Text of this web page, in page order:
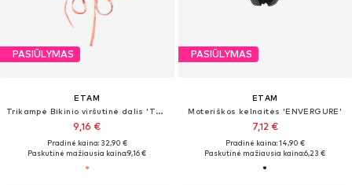
PASIŪLYMAS
ETAM
Trikampė Bikinio viršutinė dalis 'TAILA'
9,16 €
Pradinė kaina: 32,90 €
Paskutinė mažiausia kaina:9,16 €
PASIŪLYMAS
ETAM
Moteriškos kelnaitės 'ENVERGURE'
7,12 €
Pradinė kaina: 14,90 €
Paskutinė mažiausia kaina:6,23 €